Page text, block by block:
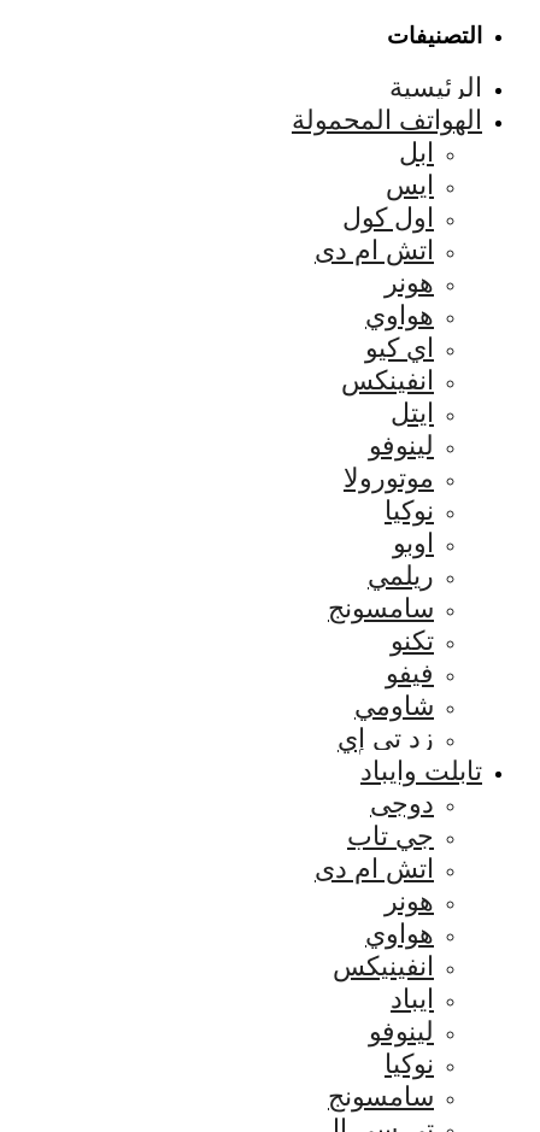
التصنيفات
الرئيسية
الهواتف المحمولة
ابل
ايس
اول كول
اتش ام دى
هونر
هواوي
اي كيو
انفينكس
ايتل
لينوفو
موتورولا
نوكيا
اوبو
ريلمي
سامسونج
تكنو
فيفو
شاومي
زد تي إي
تابلت وايباد
دوجى
جي تاب
اتش ام دى
هونر
هواوي
انفينيكس
ايباد
لينوفو
نوكيا
سامسونج